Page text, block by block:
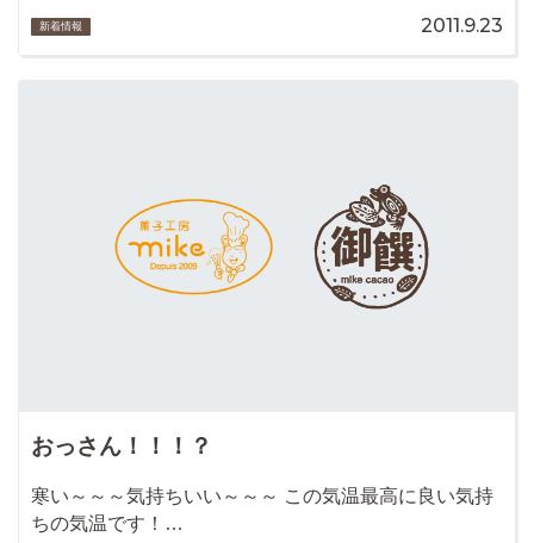
新着情報 2011.9.23
おっさん！！！？
寒い～～～気持ちいい～～～ この気温最高に良い気持
ちの気温です！…